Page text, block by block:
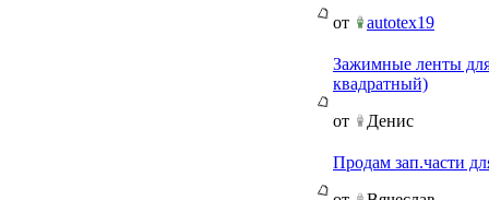
от
autotex19
Зажимные ленты
квадратный)
от
Денис
Продам зап.части